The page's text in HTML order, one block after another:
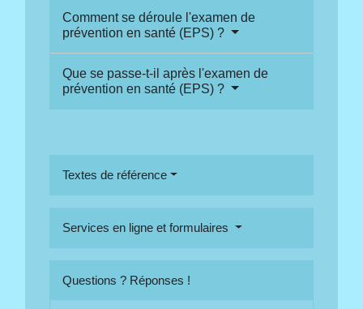
Comment se déroule l'examen de
prévention en santé (EPS) ?
Que se passe-t-il après l'examen de
prévention en santé (EPS) ?
Textes de référence
Services en ligne et formulaires
Questions ? Réponses !